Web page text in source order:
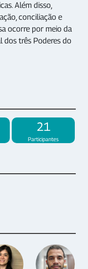
Além disso,
conciliação e
ocorre por meio da
dos três Poderes do
21
Participantes